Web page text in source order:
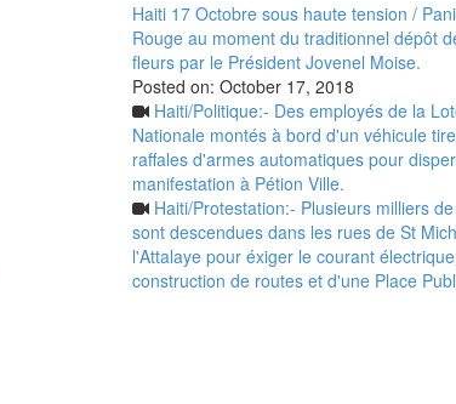
Haiti 17 Octobre sous haute tension /
Rouge au moment du traditionnel dépôt
fleurs par le Président Jovenel Moise.
Posted on: October 17, 2018
Haiti/Politique:- Des employés de la
Nationale montés à bord d'un véhicule
raffales d'armes automatiques pour
manifestation à Pétion Ville.
Haiti/Protestation:- Plusieurs milliers
sont descendues dans les rues de St
l'Attalaye pour éxiger le courant
construction de routes et d'une Place